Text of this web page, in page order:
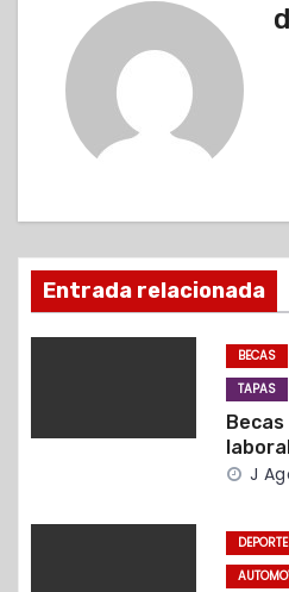
c
i
ó
e
Entrada relacionada
BECAS
TAPAS
J